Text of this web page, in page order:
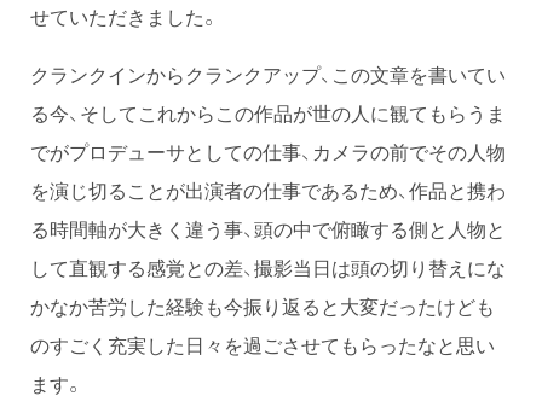
せていただきました。
クランクインからクランクアップ、この文章を書いてい
る今、そしてこれからこの作品が世の人に観てもらうま
でがプロデューサとしての仕事、カメラの前でその人物
を演じ切ることが出演者の仕事であるため、作品と携わ
る時間軸が大きく違う事、頭の中で俯瞰する側と人物と
して直観する感覚との差、撮影当日は頭の切り替えにな
かなか苦労した経験も今振り返ると大変だったけども
のすごく充実した日々を過ごさせてもらったなと思い
ます。